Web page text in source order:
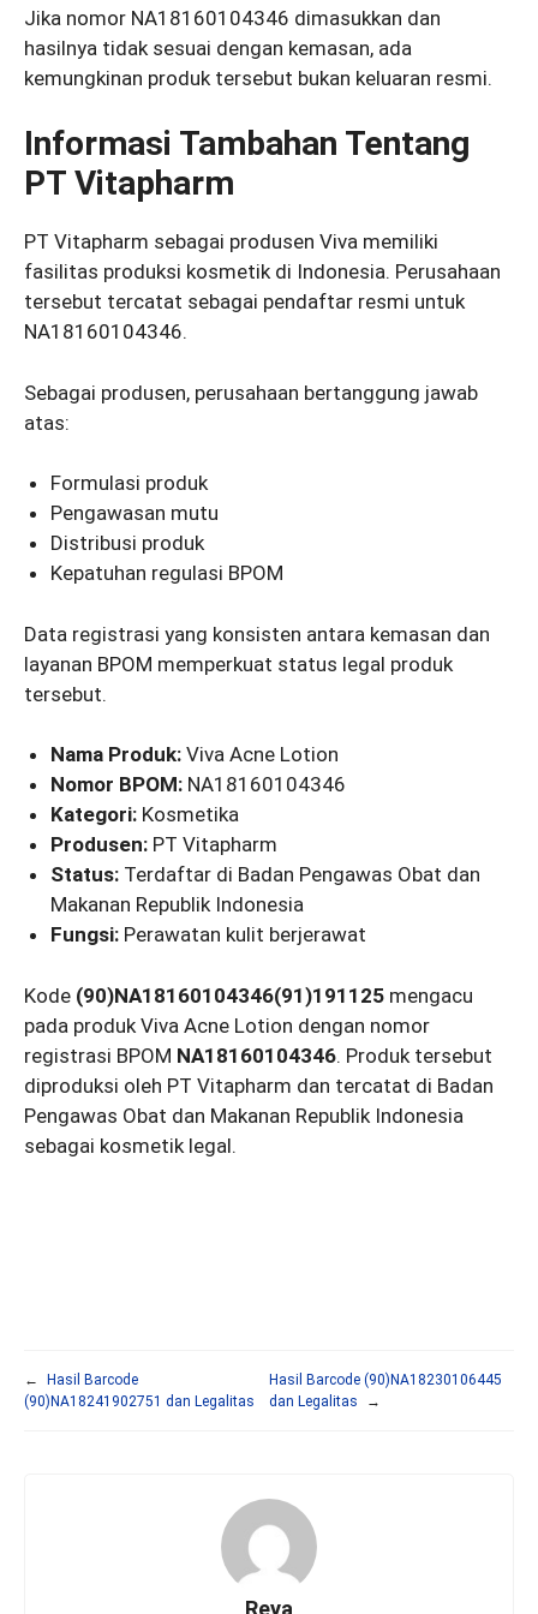
Jika nomor NA18160104346 dimasukkan dan
hasilnya tidak sesuai dengan kemasan, ada
kemungkinan produk tersebut bukan keluaran resmi.
Informasi Tambahan Tentang
PT Vitapharm
PT Vitapharm sebagai produsen Viva memiliki
fasilitas produksi kosmetik di Indonesia. Perusahaan
tersebut tercatat sebagai pendaftar resmi untuk
NA18160104346.
Sebagai produsen, perusahaan bertanggung jawab
atas:
Formulasi produk
Pengawasan mutu
Distribusi produk
Kepatuhan regulasi BPOM
Data registrasi yang konsisten antara kemasan dan
layanan BPOM memperkuat status legal produk
tersebut.
Nama Produk: Viva Acne Lotion
Nomor BPOM: NA18160104346
Kategori: Kosmetika
Produsen: PT Vitapharm
Status: Terdaftar di Badan Pengawas Obat dan
Makanan Republik Indonesia
Fungsi: Perawatan kulit berjerawat
Kode (90)NA18160104346(91)191125 mengacu
pada produk Viva Acne Lotion dengan nomor
registrasi BPOM NA18160104346. Produk tersebut
diproduksi oleh PT Vitapharm dan tercatat di Badan
Pengawas Obat dan Makanan Republik Indonesia
sebagai kosmetik legal.
←
Hasil Barcode
(90)NA18241902751 dan Legalitas
Hasil Barcode (90)NA18230106445
dan Legalitas
→